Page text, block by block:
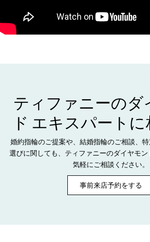
ティファニーのダ
ド エキスパート
婚約指輪のご提案や、結婚指輪のご相談、
選びに関しても、ティファニーのダイヤモ
気軽にご相談ください。
事前来店予約をする